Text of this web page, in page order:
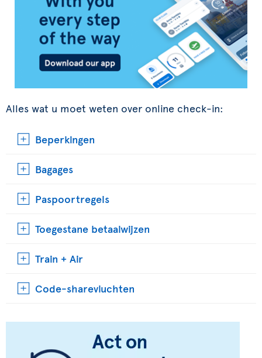
Alles wat u moet weten over online check-in:
Beperkingen
Bagages
Paspoortregels
Toegestane betaalwijzen
Train + Air
Code-sharevluchten